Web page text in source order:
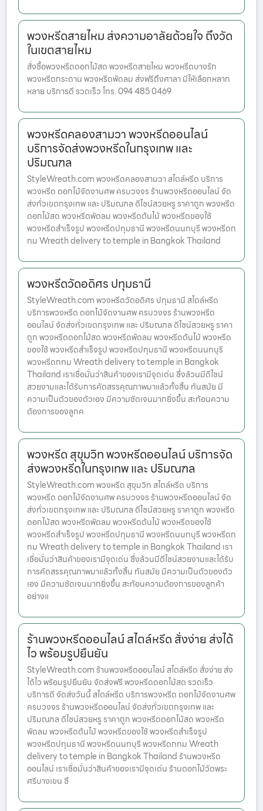
พวงหรีดสายไหม ส่งความอาลัยด้วยใจ ถึงวัด
ในเขตสายไหม
สั่งซื้อพวงหรีดดอกไม้สด พวงหรีดสายไหม พวงหรีดบางรัก
พวงหรีดกระดาน พวงหรีดพัดลม ส่งฟรีถึงศาลา มีให้เลือกหลาก
หลาย บริการดี รวดเร็ว โทร. 094 485 0469
พวงหรีดคลองสามวา พวงหรีดออนไลน์
บริการจัดส่งพวงหรีดในกรุงเทพ และ
ปริมณฑล
StyleWreath.com พวงหรีดคลองสามวา สไตล์หรีด บริการ
พวงหรีด ดอกไม้จัดงานศพ ครบวงจร ร้านพวงหรีดออนไลน์ จัด
ส่งทั่วเขตกรุงเทพ และ ปริมณฑล ดีไซน์สวยหรู ราคาถูก พวงหรีด
ดอกไม้สด พวงหรีดพัดลม พวงหรีดต้นไม้ พวงหรีดของใช้
พวงหรีดสำเร็จรูป พวงหรีดปทุมธานี พวงหรีดนนทบุรี พวงหรีดก
ทม Wreath delivery to temple in Bangkok Thailand
พวงหรีดวัดอดิศร ปทุมธานี
StyleWreath.com พวงหรีดวัดอดิศร ปทุมธานี สไตล์หรีด
บริการพวงหรีด ดอกไม้จัดงานศพ ครบวงจร ร้านพวงหรีด
ออนไลน์ จัดส่งทั่วเขตกรุงเทพ และ ปริมณฑล ดีไซน์สวยหรู ราคา
ถูก พวงหรีดดอกไม้สด พวงหรีดพัดลม พวงหรีดต้นไม้ พวงหรีด
ของใช้ พวงหรีดสำเร็จรูป พวงหรีดปทุมธานี พวงหรีดนนทบุรี
พวงหรีดกทม Wreath delivery to temple in Bangkok
Thailand เราเชื่อมั่นว่าสินค้าของเรามีจุดเด่น ซึ่งล้วนมีดีไซน์
สวยงามและได้รับการคัดสรรคุณภาพมาแล้วทั้งสิ้น ทันสมัย มี
ความเป็นตัวของตัวเอง มีความชัดเจนมากยิ่งขึ้น สะท้อนความ
ต้องการของลูกค
พวงหรีด สุขุมวิท พวงหรีดออนไลน์ บริการจัด
ส่งพวงหรีดในกรุงเทพ และ ปริมณฑล
StyleWreath.com พวงหรีด สุขุมวิท สไตล์หรีด บริการ
พวงหรีด ดอกไม้จัดงานศพ ครบวงจร ร้านพวงหรีดออนไลน์ จัด
ส่งทั่วเขตกรุงเทพ และ ปริมณฑล ดีไซน์สวยหรู ราคาถูก พวงหรีด
ดอกไม้สด พวงหรีดพัดลม พวงหรีดต้นไม้ พวงหรีดของใช้
พวงหรีดสำเร็จรูป พวงหรีดปทุมธานี พวงหรีดนนทบุรี พวงหรีดก
ทม Wreath delivery to temple in Bangkok Thailand เรา
เชื่อมั่นว่าสินค้าของเรามีจุดเด่น ซึ่งล้วนมีดีไซน์สวยงามและได้รับ
การคัดสรรคุณภาพมาแล้วทั้งสิ้น ทันสมัย มีความเป็นตัวของตัว
เอง มีความชัดเจนมากยิ่งขึ้น สะท้อนความต้องการของลูกค้า
อย่างแ
ร้านพวงหรีดออนไลน์ สไตล์หรีด สั่งง่าย ส่งได้
ไว พร้อมรูปยืนยัน
StyleWreath.com ร้านพวงหรีดออนไลน์ สไตล์หรีด สั่งง่าย ส่ง
ได้ไว พร้อมรูปยืนยัน จัดส่งฟรี พวงหรีดดอกไม้สด รวดเร็ว
บริการดี จัดส่งวันนี้ สไตล์หรีด บริการพวงหรีด ดอกไม้จัดงานศพ
ครบวงจร ร้านพวงหรีดออนไลน์ จัดส่งทั่วเขตกรุงเทพ และ
ปริมณฑล ดีไซน์สวยหรู ราคาถูก พวงหรีดดอกไม้สด พวงหรีด
พัดลม พวงหรีดต้นไม้ พวงหรีดของใช้ พวงหรีดสำเร็จรูป
พวงหรีดปทุมธานี พวงหรีดนนทบุรี พวงหรีดกทม Wreath
delivery to temple in Bangkok Thailand ร้านพวงหรีด
ออนไลน์ เราเชื่อมั่นว่าสินค้าของเรามีจุดเด่น ร้านดอกไม้วัดพระ
ศรีบางเขน ซึ